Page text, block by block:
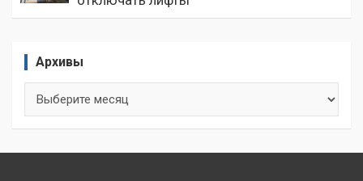
Архивы